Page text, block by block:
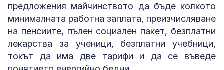
предложения майчинството да бъде колкото
минималната работна заплата, преизчисляване
на пенсиите, пълен социален пакет, безплатни
лекарства за ученици, безплатни учебници,
токът да има две тарифи и да се въведе